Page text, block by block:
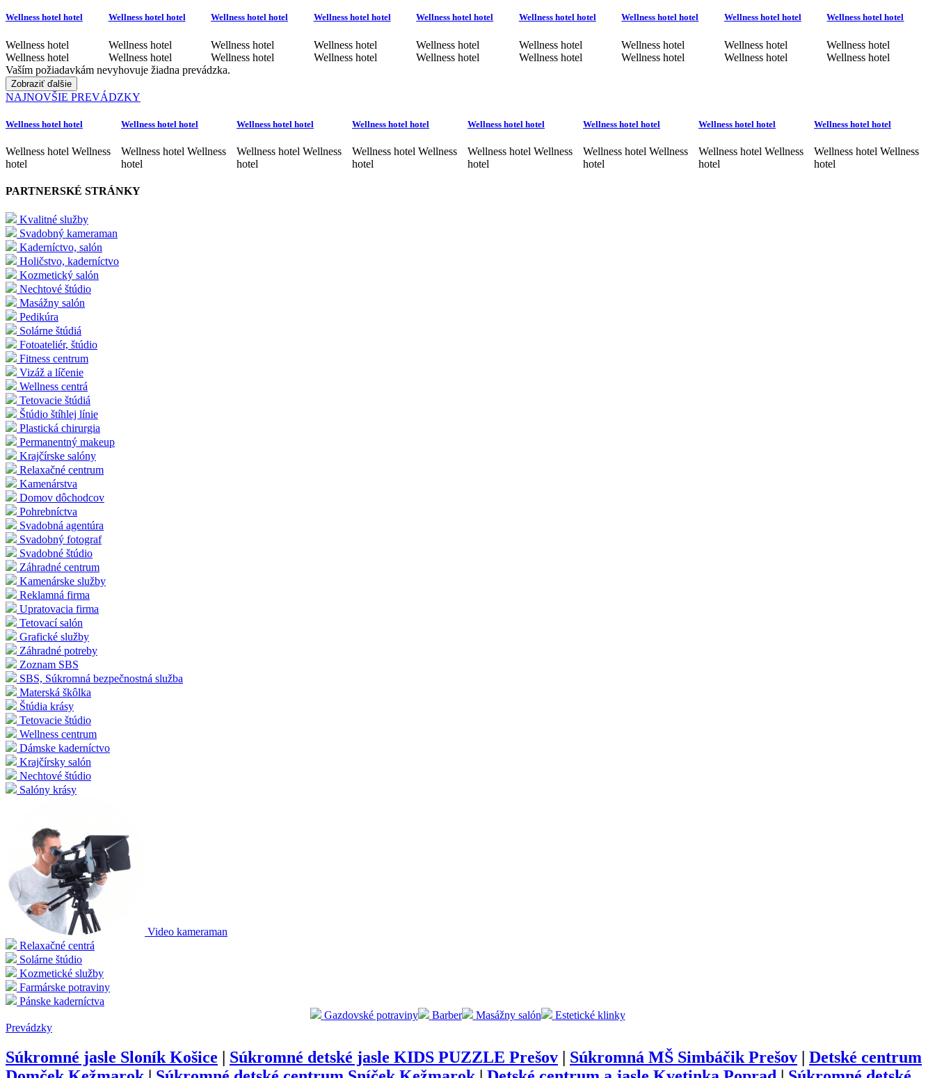
Wellness hotel hotel
Wellness hotel
Wellness hotel
Wellness hotel hotel
Wellness hotel
Wellness hotel
Wellness hotel hotel
Wellness hotel
Wellness hotel
Wellness hotel hotel
Wellness hotel
Wellness hotel
Wellness hotel hotel
Wellness hotel
Wellness hotel
Wellness hotel hotel
Wellness hotel
Wellness hotel
Wellness hotel hotel
Wellness hotel
Wellness hotel
Wellness hotel hotel
Wellness hotel
Wellness hotel
Wellness hotel hotel
Wellness hotel
Wellness hotel
Vaším požiadavkám nevyhovuje žiadna prevádzka.
Zobraziť ďalšie
NAJNOVŠIE PREVÁDZKY
Wellness hotel hotel
Wellness hotel Wellness
hotel
Wellness hotel hotel
Wellness hotel Wellness
hotel
Wellness hotel hotel
Wellness hotel Wellness
hotel
Wellness hotel hotel
Wellness hotel Wellness
hotel
Wellness hotel hotel
Wellness hotel Wellness
hotel
Wellness hotel hotel
Wellness hotel Wellness
hotel
Wellness hotel hotel
Wellness hotel Wellness
hotel
Wellness hotel hotel
Wellness hotel Wellness
hotel
PARTNERSKÉ STRÁNKY
Kvalitné služby
Svadobný kameraman
Kaderníctvo, salón
Holičstvo, kaderníctvo
Kozmetický salón
Nechtové štúdio
Masážny salón
Pedikúra
Solárne štúdiá
Fotoateliér, štúdio
Fitness centrum
Vizáž a líčenie
Wellness centrá
Tetovacie štúdiá
Štúdio štíhlej línie
Plastická chirurgia
Permanentný makeup
Krajčírske salóny
Relaxačné centrum
Kamenárstva
Domov dôchodcov
Pohrebníctva
Svadobná agentúra
Svadobný fotograf
Svadobné štúdio
Záhradné centrum
Kamenárske služby
Reklamná firma
Upratovacia firma
Tetovací salón
Grafické služby
Záhradné potreby
Zoznam SBS
SBS, Súkromná bezpečnostná služba
Materská škôlka
Štúdia krásy
Tetovacie štúdio
Wellness centrum
Dámske kaderníctvo
Krajčírsky salón
Nechtové štúdio
Salóny krásy
Video kameraman
Relaxačné centrá
Solárne štúdio
Kozmetické služby
Farmárske potraviny
Pánske kaderníctva
Gazdovské potraviny
Barber Masážny salón
Estetické klinky
Prevádzky
Súkromné jasle Sloník Košice Súkromné detské jasle KIDS PUZZLE Prešov Súkromná MŠ Simbáčik Prešov
Detské centrum